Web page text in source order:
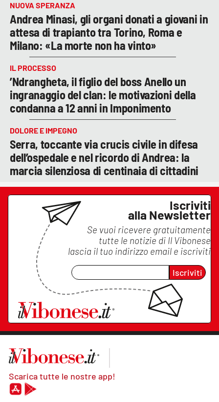
NUOVA SPERANZA
Andrea Minasi, gli organi donati a giovani in
attesa di trapianto tra Torino, Roma e
Milano: «La morte non ha vinto»
IL PROCESSO
’Ndrangheta, il figlio del boss Anello un
ingranaggio del clan: le motivazioni della
condanna a 12 anni in Imponimento
DOLORE E IMPEGNO
Serra, toccante via crucis civile in difesa
dell’ospedale e nel ricordo di Andrea: la
marcia silenziosa di centinaia di cittadini
Iscriviti
alla Newsletter
Se vuoi ricevere gratuitamente
tutte le notizie di Il Vibonese
lascia il tuo indirizzo email e iscriviti
Iscriviti
Scarica tutte le nostre app!